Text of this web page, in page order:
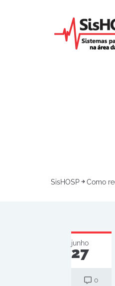
SisHOSP Como
junho
27
o